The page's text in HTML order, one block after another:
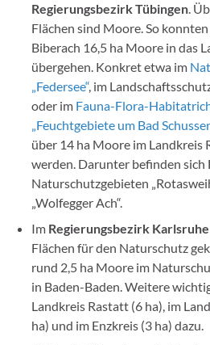
Regierungsbezirk Tübingen.
Flächen sind Moore. So
Biberach 16,5 ha Moore in das
übergehen. Konkret etwa im
„Federsee“, im
oder im Fauna-Flora-
„Feuchtgebiete um Bad
über 14 ha Moore im Landkreis
werden. Darunter befinden sich
Naturschutzgebieten
„Wolfegger Ach“.
Im Regierungsbezirk Karlsruhe
Flächen für den Naturschutz
rund 2,5 ha Moore im
in Baden-Baden. Weitere
Landkreis Rastatt (6 ha), im
ha) und im Enzkreis (3 ha) dazu.